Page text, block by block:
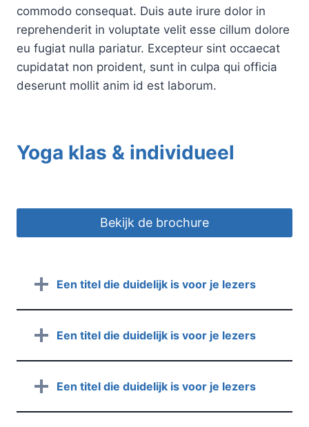
commodo consequat. Duis aute irure dolor in
reprehenderit in voluptate velit esse cillum dolore
eu fugiat nulla pariatur. Excepteur sint occaecat
cupidatat non proident, sunt in culpa qui officia
deserunt mollit anim id est laborum.
Yoga klas & individueel
Bekijk de brochure
Een titel die duidelijk is voor je lezers
Een titel die duidelijk is voor je lezers
Een titel die duidelijk is voor je lezers